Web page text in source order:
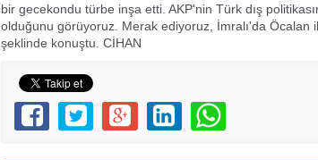
bir gecekondu türbe inşa etti. AKP'nin Türk dış
olduğunu görüyoruz. Merak ediyoruz, İmralı'da Öcalan
şeklinde konuştu. CİHAN